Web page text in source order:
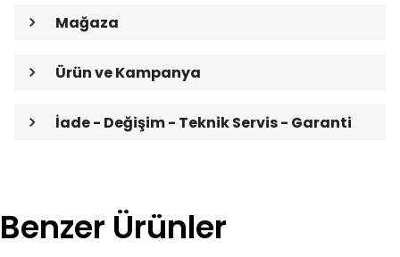
Mağaza
Ürün ve Kampanya
İade - Değişim - Teknik Servis - Garanti
Benzer Ürünler